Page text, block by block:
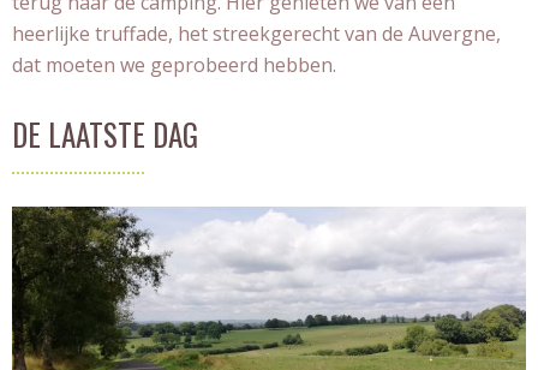
heerlijke truffade, het streekgerecht van de Auvergne,
dat moeten we geprobeerd hebben.
DE LAATSTE DAG